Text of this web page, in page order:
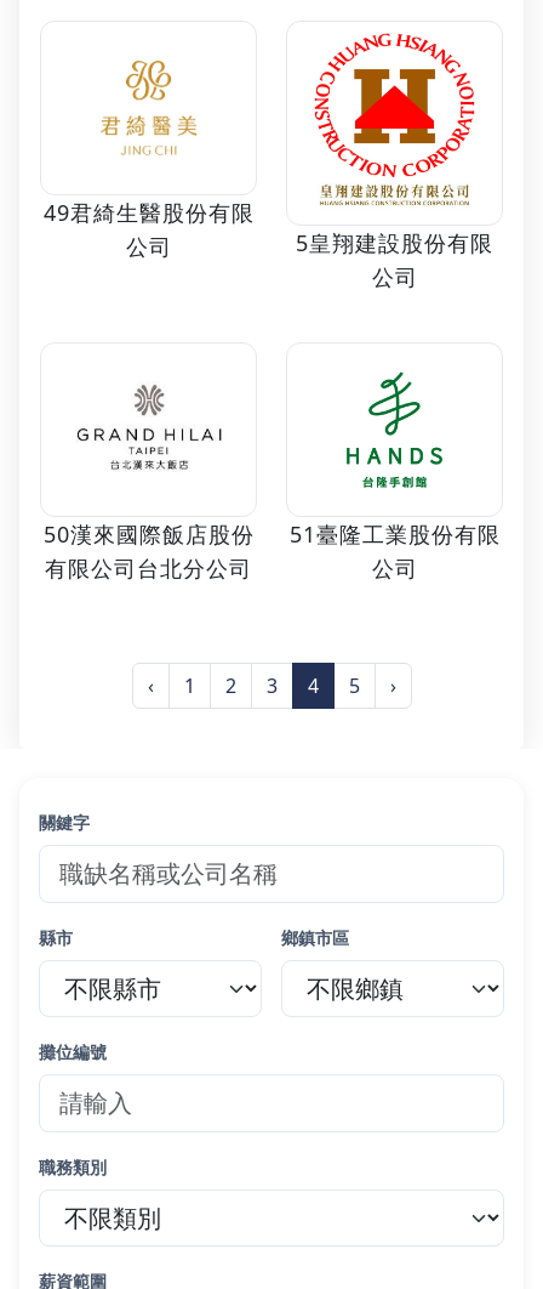
49君綺生醫股份有限
公司
5皇翔建設股份有限
公司
50漢來國際飯店股份
有限公司台北分公司
51臺隆工業股份有限
公司
‹ 1 2 3 4 5 ›
關鍵字
縣市 鄉鎮市區
攤位編號
職務類別
薪資範圍